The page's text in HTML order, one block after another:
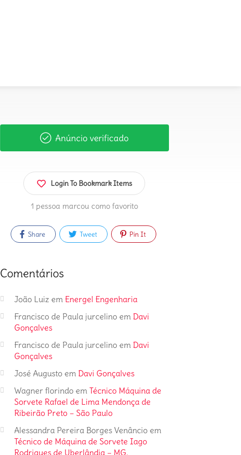
Anúncio verificado
Login To Bookmark Items
1 pessoa marcou como favorito
Share Tweet Pin It
Comentários
João Luiz em Energel Engenharia
Francisco de Paula jurcelinoem Davi
Gonçalves
Francisco de Paula jurcelinoem Davi
Gonçalves
José Augustoem Davi Gonçalves
Wagner florindoem Técnico Máquina de
Sorvete Rafael de Lima Mendonça de
Ribeirão Preto – São Paulo
Alessandra Pereira Borges Venâncioem
Técnico de Máquina de Sorvete Iago
Rodrigues de Uberlândia – MG.